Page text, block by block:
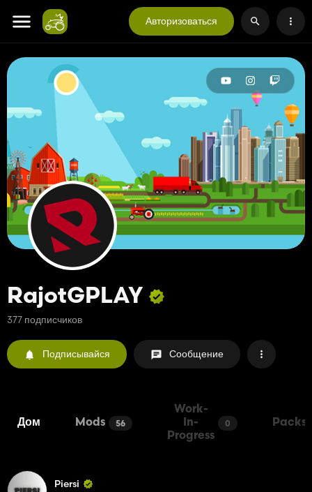
Авторизоваться
RajotGPLAY
377 подписчиков
Подписывайся Сообщение
Дом Mods 56
Work-
In-
Progress
0 Packs
Piersi